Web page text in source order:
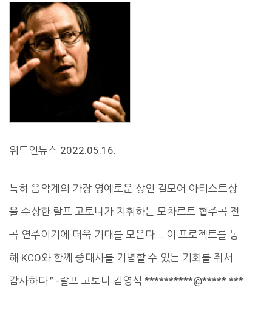
위드인뉴스 2022.05.16.
특히 음악계의 가장 영예로운 상인 길모어 아티스트상
을 수상한 랄프 고토니가 지휘하는 모차르트 협주곡 전
곡 연주이기에 더욱 기대를 모은다…. 이 프로젝트를 통
해 KCO와 함께 중대사를 기념할 수 있는 기회를 줘서
감사하다.” -랄프 고토니 김영식 **********@*****.***